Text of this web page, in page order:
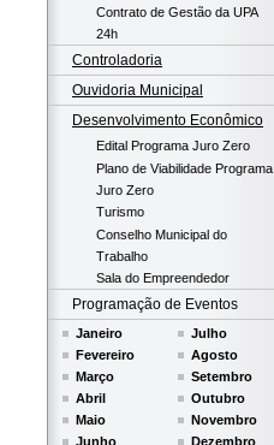
Contrato de Gestão da UPA
24h
Controladoria
Ouvidoria Municipal
Desenvolvimento Econômico
Edital Programa Juro Zero
Plano de Viabilidade Programa
Juro Zero
Turismo
Conselho Municipal do
Trabalho
Sala do Empreendedor
Programação de Eventos
Janeiro
Fevereiro
Março
Abril
Maio
Junho
Julho
Agosto
Setembro
Outubro
Novembro
Dezembro